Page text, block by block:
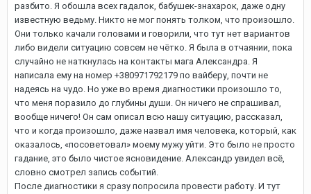
разбито. Я обошла всех гадалок, бабушек-знахарок, даже одну
известную ведьму. Никто не мог понять толком, что произошло.
Они только качали головами и говорили, что тут нет вариантов
либо видели ситуацию совсем не чётко. Я была в отчаянии, пока
случайно не наткнулась на контакты мага Александра. Я
написала ему на номер +380971792179 по вайберу, почти не
надеясь на чудо. Но уже во время диагностики произошло то,
что меня поразило до глубины души. Он ничего не спрашивал,
вообще ничего! Он сам описал всю нашу ситуацию, рассказал,
что и когда произошло, даже назвал имя человека, который, как
оказалось, «посоветовал» моему мужу уйти. Это было не просто
гадание, это было чистое ясновидение. Александр увидел всё,
словно смотрел запись событий.
После диагностики я сразу попросила провести работу. И тут